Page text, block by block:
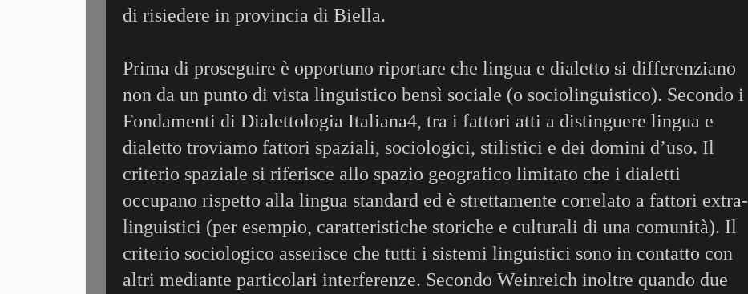
di risiedere in provincia di Biella.
Prima di proseguire è opportuno riportare che lingua e dialetto si differenziano
non da un punto di vista linguistico bensì sociale (o sociolinguistico). Secondo i
Fondamenti di Dialettologia Italiana4, tra i fattori atti a distinguere lingua e
dialetto troviamo fattori spaziali, sociologici, stilistici e dei domini d’uso. Il
criterio spaziale si riferisce allo spazio geografico limitato che i dialetti
occupano rispetto alla lingua standard ed è strettamente correlato a fattori extra-
linguistici (per esempio, caratteristiche storiche e culturali di una comunità). Il
criterio sociologico asserisce che tutti i sistemi linguistici sono in contatto con
altri mediante particolari interferenze. Secondo Weinreich inoltre quando due